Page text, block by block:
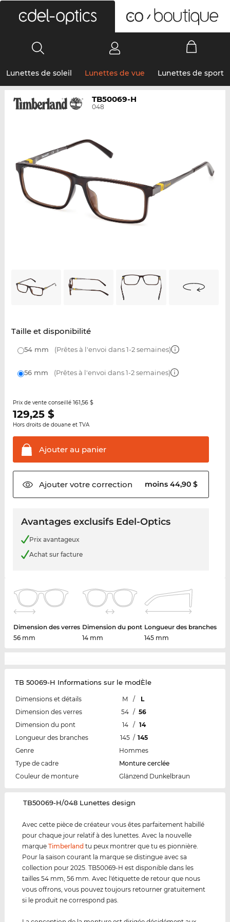
Lunettes de soleil Lunettes de vue Lunettes de sport
TB50069-H
048
Taille et disponibilité
54 mm (Prêtes à l'envoi dans 1-2 semaines)
56 mm (Prêtes à l'envoi dans 1-2 semaines)
Prix de vente conseillé 161,56 $
129,25$
Hors droits de douane et TVA
Ajouter au panier
Ajouter votrecorrection moins 44,90 $
Avantages exclusifs Edel-Optics
Prix avantageux
Achat sur facture
Dimension des verres
56 mm
Dimension du pont
14 mm
Longueur des branches
145 mm
TB 50069-H Informations sur le modÈle
Dimensions et détails M /
L
Dimension des verres
54 / 56
Dimension du pont
14 / 14
Longueur des branches
145 / 145
Genre
Hommes
Type de cadre
Monture cerclée
Couleur de monture
Glänzend Dunkelbraun
‌TB50069-H/048 Lunettes design
Avec cette pièce de créateur vous êtes parfaitement habillé
pour chaque jour relatif à des lunettes. Avec la nouvelle
marqueTimberland tu peux montrer que tu es pionnière.
Pour la saison courant la marque se distingue avec sa
collection pour 2025. TB50069-H est disponible dans les
tailles 54 mm, 56 mm. Avec l'étiquette de retour que nous
vous offrons, vous pouvez toujours retourner gratuitement
si le produit ne correspond pas.